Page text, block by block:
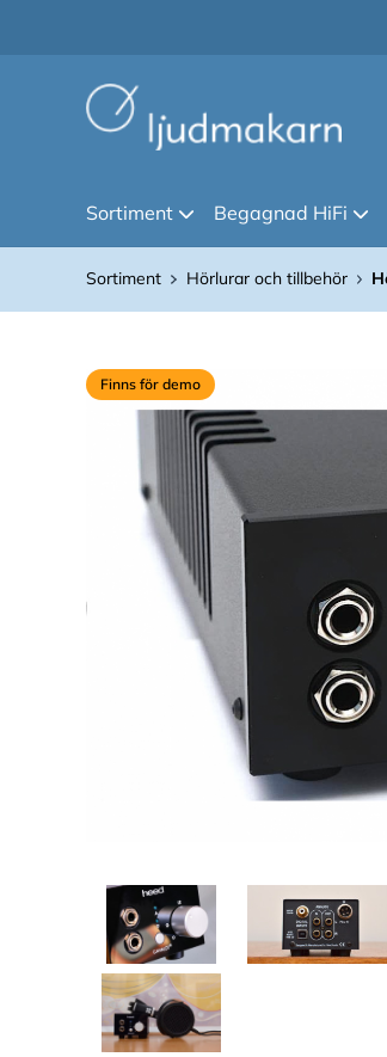
Sortiment Begagnad HiFi
Sortiment Hörlurar och tillbehör
Finns för demo